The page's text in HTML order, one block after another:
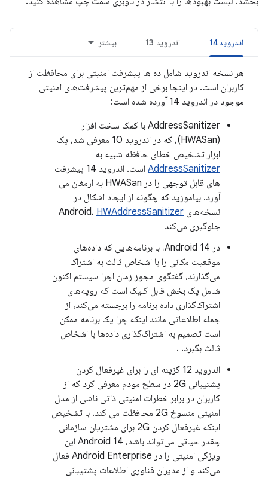
اندروید 14 اندروید 13 بیشتر
هر نسخه اندروید شامل ده ها پیشرفت امنیتی برای محافظت از
کاربران است. در اینجا برخی از مهم‌ترین پیشرفت‌های امنیتی
موجود در اندروید 14 آورده شده است:
AddressSanitizer با کمک سخت افزار
(HWASan)، که در اندروید 10 معرفی شد، یک
ابزار تشخیص خطای حافظه شبیه به
AddressSanitizer
است. اندروید 14 پیشرفت
های قابل توجهی را در HWASan به ارمغان می
آورد. بیاموزید که چگونه از ایجاد اشکال در
نسخه‌های Android، HWAddressSanitizer
جلوگیری می‌کند
در Android 14، با برنامه‌هایی که داده‌های
موقعیت مکانی را با اشخاص ثالث به اشتراک
می‌گذارند، گفتگوی مجوز زمان اجرا سیستم اکنون
شامل یک بخش قابل کلیک است که رویه‌های
اشتراک‌گذاری داده برنامه را برجسته می‌کند، از
جمله اطلاعاتی مانند اینکه چرا یک برنامه ممکن
است تصمیم به اشتراک‌گذاری داده‌ها با اشخاص
ثالث بگیرد. .
اندروید 12 گزینه ای را برای غیرفعال کردن
پشتیبانی 2G در سطح مودم معرفی کرد که از
کاربران در برابر خطرات امنیتی ذاتی ناشی از مدل
امنیتی منسوخ 2G محافظت می کند. با تشخیص
اینکه غیرفعال کردن 2G برای مشتریان سازمانی
چقدر حیاتی می‌تواند باشد، Android 14 این
ویژگی امنیتی را در Android Enterprise فعال
می‌کند و از مدیران فناوری اطلاعات پشتیبانی